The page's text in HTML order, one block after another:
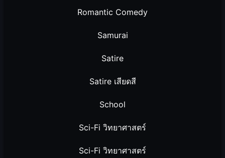
Romantic Comedy
Samurai
Satire
Satire เสียดสี
School
Sci-Fi วิทยาศาสตร์
Sci-Fi วิทยาศาสตร์